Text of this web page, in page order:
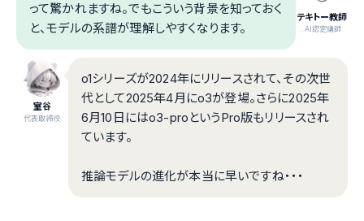
テキトー教師
.AI認定講師
って驚かれますね。でもこういう背景を知っておく
と、モデルの系譜が理解しやすくなります。
室谷
代表取締役
o1シリーズが2024年にリリースされて、その次世
代として2025年4月にo3が登場。さらに2025年
6月10日にはo3-proというPro版もリリースされ
ています。
推論モデルの進化が本当に早いですね・・・